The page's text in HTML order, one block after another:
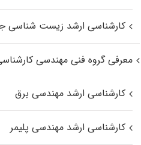
کارشناسی ارشد زیست‌ شناسی
معرفی گروه فنی مهندسی
کارشناسی ارشد مهندسی برق
کارشناسی ارشد مهندسی پلیمر